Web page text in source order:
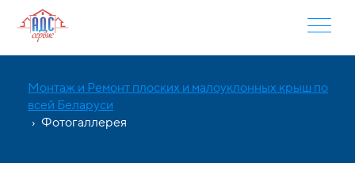
Монтаж и Ремонт плоских и малоуклонных крыш по
всей Беларуси
› Фотогаллерея